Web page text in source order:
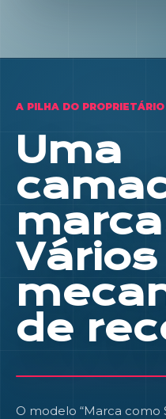
A PILHA DO PROPRIETÁRIO
Uma
Vários
de
O modelo “Marca como